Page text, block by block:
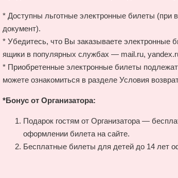
* Доступны льготные электронные билеты (при
документ).
* Убедитесь, что Вы заказываете электронные
ящики в популярных службах — mail.ru,
* Приобретенные электронные билеты
можете ознакомиться в разделе Условия
*Бонус от Организатора:
Подарок гостям от Организатора —
оформлении билета на сайте.
Бесплатные билеты для детей до 14 лет